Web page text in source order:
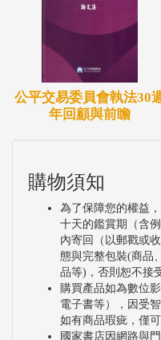
公平交易委員會執法30
年回顧與前瞻
購物須知
為了保障您的權益
十天的鑑賞期（含
內寄回（以郵戳或
態與完整包裝(商品
品等)，否則恕不接
購買產品如為數位
電子書等），因受
如有商品瑕疵，僅
國家書店因網路與